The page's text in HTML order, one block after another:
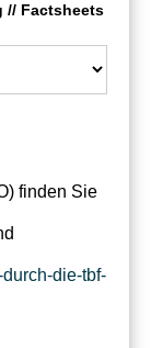
// Factsheets
finden Sie
die-tbf-